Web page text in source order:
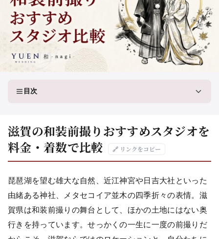
目次
滋賀の和装前撮りおすすめスタジオを
料金・着数で比較
🔗 リンクをコピー
琵琶湖を望む雄大な自然、近江神宮や日吉大社といった
由緒ある神社、メタセコイア並木の四季折々の表情。滋
賀県は和装前撮りの舞台として、ほかの土地にはない奥
行きを持っています。せっかくの一生に一度の前撮りだ